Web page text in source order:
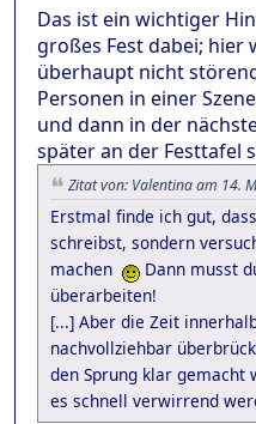
Das ist ein wichtiger
großes Fest dabei; hier
überhaupt nicht
Personen in einer
und dann in der
später an der Festtafel
Zitat von: Valentina am 14.
Erstmal finde ich gut,
schreibst, sondern
machen
Dann musst
überarbeiten!
[...] Aber die Zeit
nachvollziehbar
den Sprung klar gemacht
es schnell verwirrend